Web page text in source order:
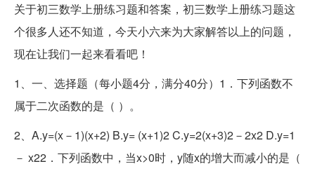
关于初三数学上册练习题和答案，初三数学上册练习题这
个很多人还不知道，今天小六来为大家解答以上的问题，
现在让我们一起来看看吧！
1、一、选择题（每小题4分，满分40分）1．下列函数不
属于二次函数的是（ ）。
2、A.y=(x－1)(x+2) B.y= (x+1)2 C.y=2(x+3)2－2x2 D.y=1
－ x22．下列函数中，当x>0时，y随x的增大而减小的是（